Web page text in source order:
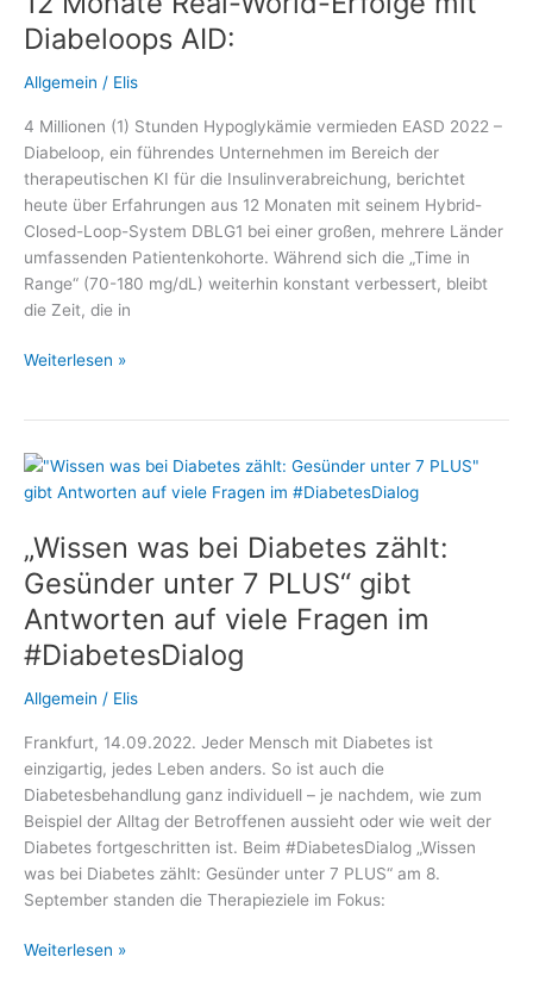
als
Digitale
Gesundheitsanwendung
Diabeloops AID:
Allgemein / Elis
4 Millionen (1) Stunden Hypoglykämie vermieden EASD 2022 –
Diabeloop, ein führendes Unternehmen im Bereich der
therapeutischen KI für die Insulinverabreichung, berichtet
heute über Erfahrungen aus 12 Monaten mit seinem Hybrid-
Closed-Loop-System DBLG1 bei einer großen, mehrere Länder
umfassenden Patientenkohorte. Während sich die „Time in
Range“ (70-180 mg/dL) weiterhin konstant verbessert, bleibt
die Zeit, die in
12
Erfolge
mit
AID:
Weiterlesen »
„Wissen was bei Diabetes zählt:
Gesünder unter 7 PLUS“ gibt
Antworten auf viele Fragen im
#DiabetesDialog
Allgemein / Elis
Frankfurt, 14.09.2022. Jeder Mensch mit Diabetes ist
einzigartig, jedes Leben anders. So ist auch die
Diabetesbehandlung ganz individuell – je nachdem, wie zum
Beispiel der Alltag der Betroffenen aussieht oder wie weit der
Diabetes fortgeschritten ist. Beim #DiabetesDialog „Wissen
was bei Diabetes zählt: Gesünder unter 7 PLUS“ am 8.
September standen die Therapieziele im Fokus:
„Wissen
Weiterlesen »